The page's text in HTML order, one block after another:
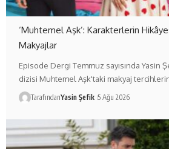
‘Muhtemel Aşk’: Karakterlerin
Makyajlar
Episode Dergi Temmuz sayısında Yasin
dizisi Muhtemel Aşk'taki makyaj
TarafındanYasin Şefik 5 Ağu 2026